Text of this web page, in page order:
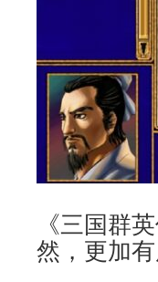
《三国群
然，更加